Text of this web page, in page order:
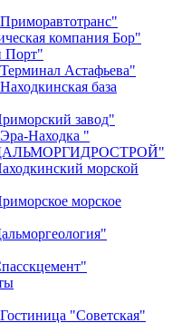
компания Бор"
Порт"
Астафьева"
база
завод"
Находка "
"ДАЛЬМОРГИДРОСТРОЙ"
морской
морское
"Советская"